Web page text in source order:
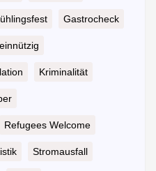
Gastrocheck
Kriminalität
Refugees Welcome
Stromausfall